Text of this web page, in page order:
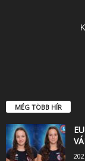
MÉG TÖBB HÍR